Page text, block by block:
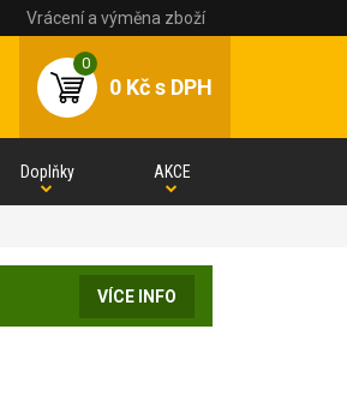
Vrácení a výměna zboží
0
0 Kčs DPH
Doplňky AKCE
VÍCE INFO